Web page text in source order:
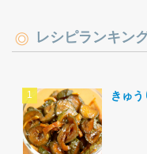
レシピランキン
きゅう